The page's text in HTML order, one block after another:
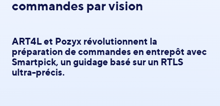
commandes par vision
ART4L et Pozyx révolutionnent la
préparation de commandes en entrepôt avec
Smartpick, un guidage basé sur un RTLS
ultra-précis.